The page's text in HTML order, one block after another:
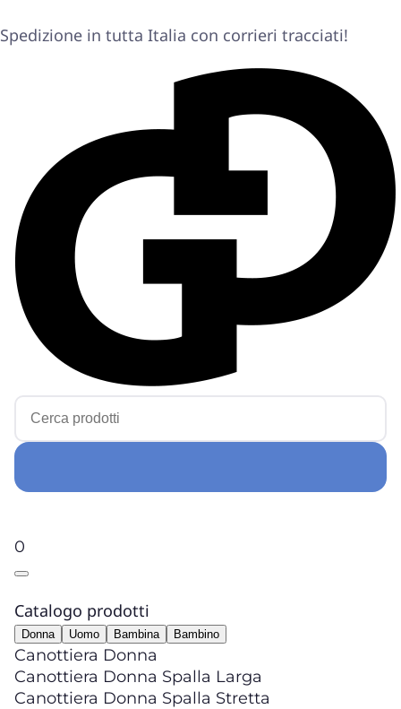
Spedizione in tutta Italia con corrieri tracciati!
0
Catalogo prodotti
Donna Uomo Bambina Bambino
Canottiera Donna
Canottiera Donna Spalla Larga
Canottiera Donna Spalla Stretta